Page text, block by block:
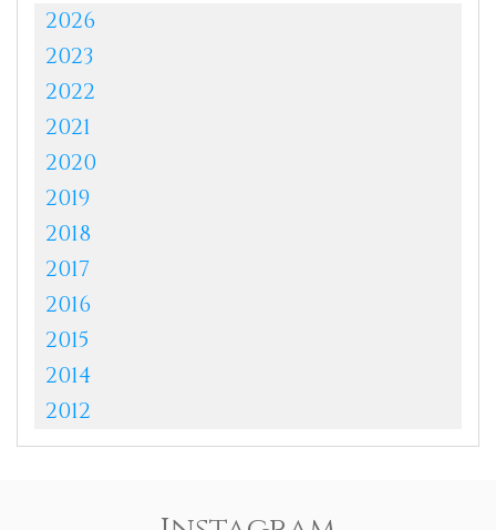
2026
2023
2022
2021
2020
2019
2018
2017
2016
2015
2014
2012